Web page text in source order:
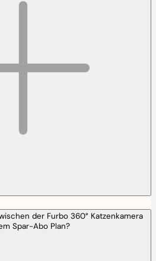
der Furbo 360° Katzenkamera
Spar-Abo Plan?